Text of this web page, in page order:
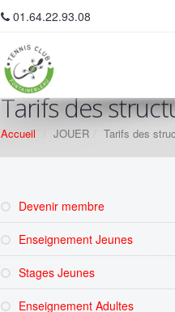
01.64.22.93.08
Tarifs des
Accueil JOUER Tarifs des
Devenir membre
Enseignement Jeunes
Stages Jeunes
Enseignement Adultes